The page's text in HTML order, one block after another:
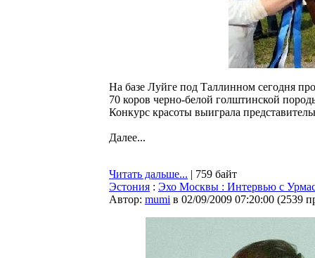
На базе Луйге под Таллинном сегодня
70 коров черно-белой голштинской
Конкурс красоты выиграла
Далее...
Читать дальше... | 759 байт
Эстония : Эхо Москвы : Интервью с
Автор: mumi в 02/09/2009 07:20:00 (2539